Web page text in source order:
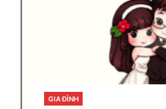
CATEGORIES
GIA ĐÌNH